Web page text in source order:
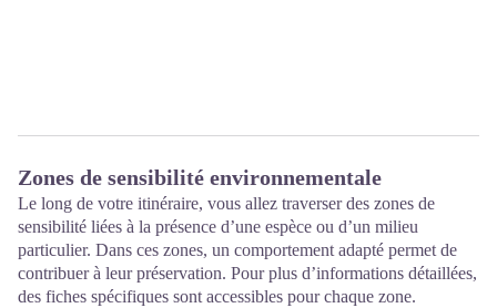
Zones de sensibilité environnementale
Le long de votre itinéraire, vous allez traverser des zones de
sensibilité liées à la présence d’une espèce ou d’un milieu
particulier. Dans ces zones, un comportement adapté permet de
contribuer à leur préservation. Pour plus d’informations détaillées,
des fiches spécifiques sont accessibles pour chaque zone.